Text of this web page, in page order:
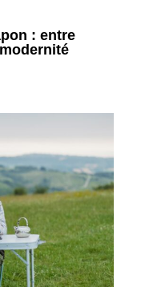
: entre